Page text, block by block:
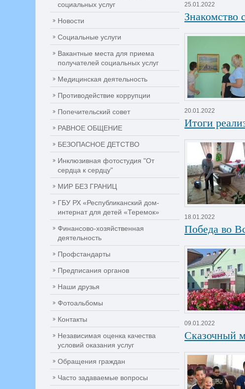
социальных услуг
Новости
Социальные услуги
Вакантные места для приема
получателей социальных услуг
Медицинская деятельность
Противодействие коррупции
Попечительский совет
РАВНОЕ ОБЩЕНИЕ
БЕЗОПАСНОЕ ДЕТСТВО
Инклюзивная фотостудия "От
сердца к сердцу"
МИР БЕЗ ГРАНИЦ
ГБУ РХ «Республиканский дом-
интернат для детей «Теремок»
Финансово-хозяйственная
деятельность
Профстандарты
Предписания органов
Наши друзья
Фотоальбомы
Контакты
Независимая оценка качества
условий оказания услуг
Обращения граждан
Часто задаваемые вопросы
25.01.2022
Знакомство
20.01.2022
Итоги
18.01.2022
Победа во
09.01.2022
Сказочный